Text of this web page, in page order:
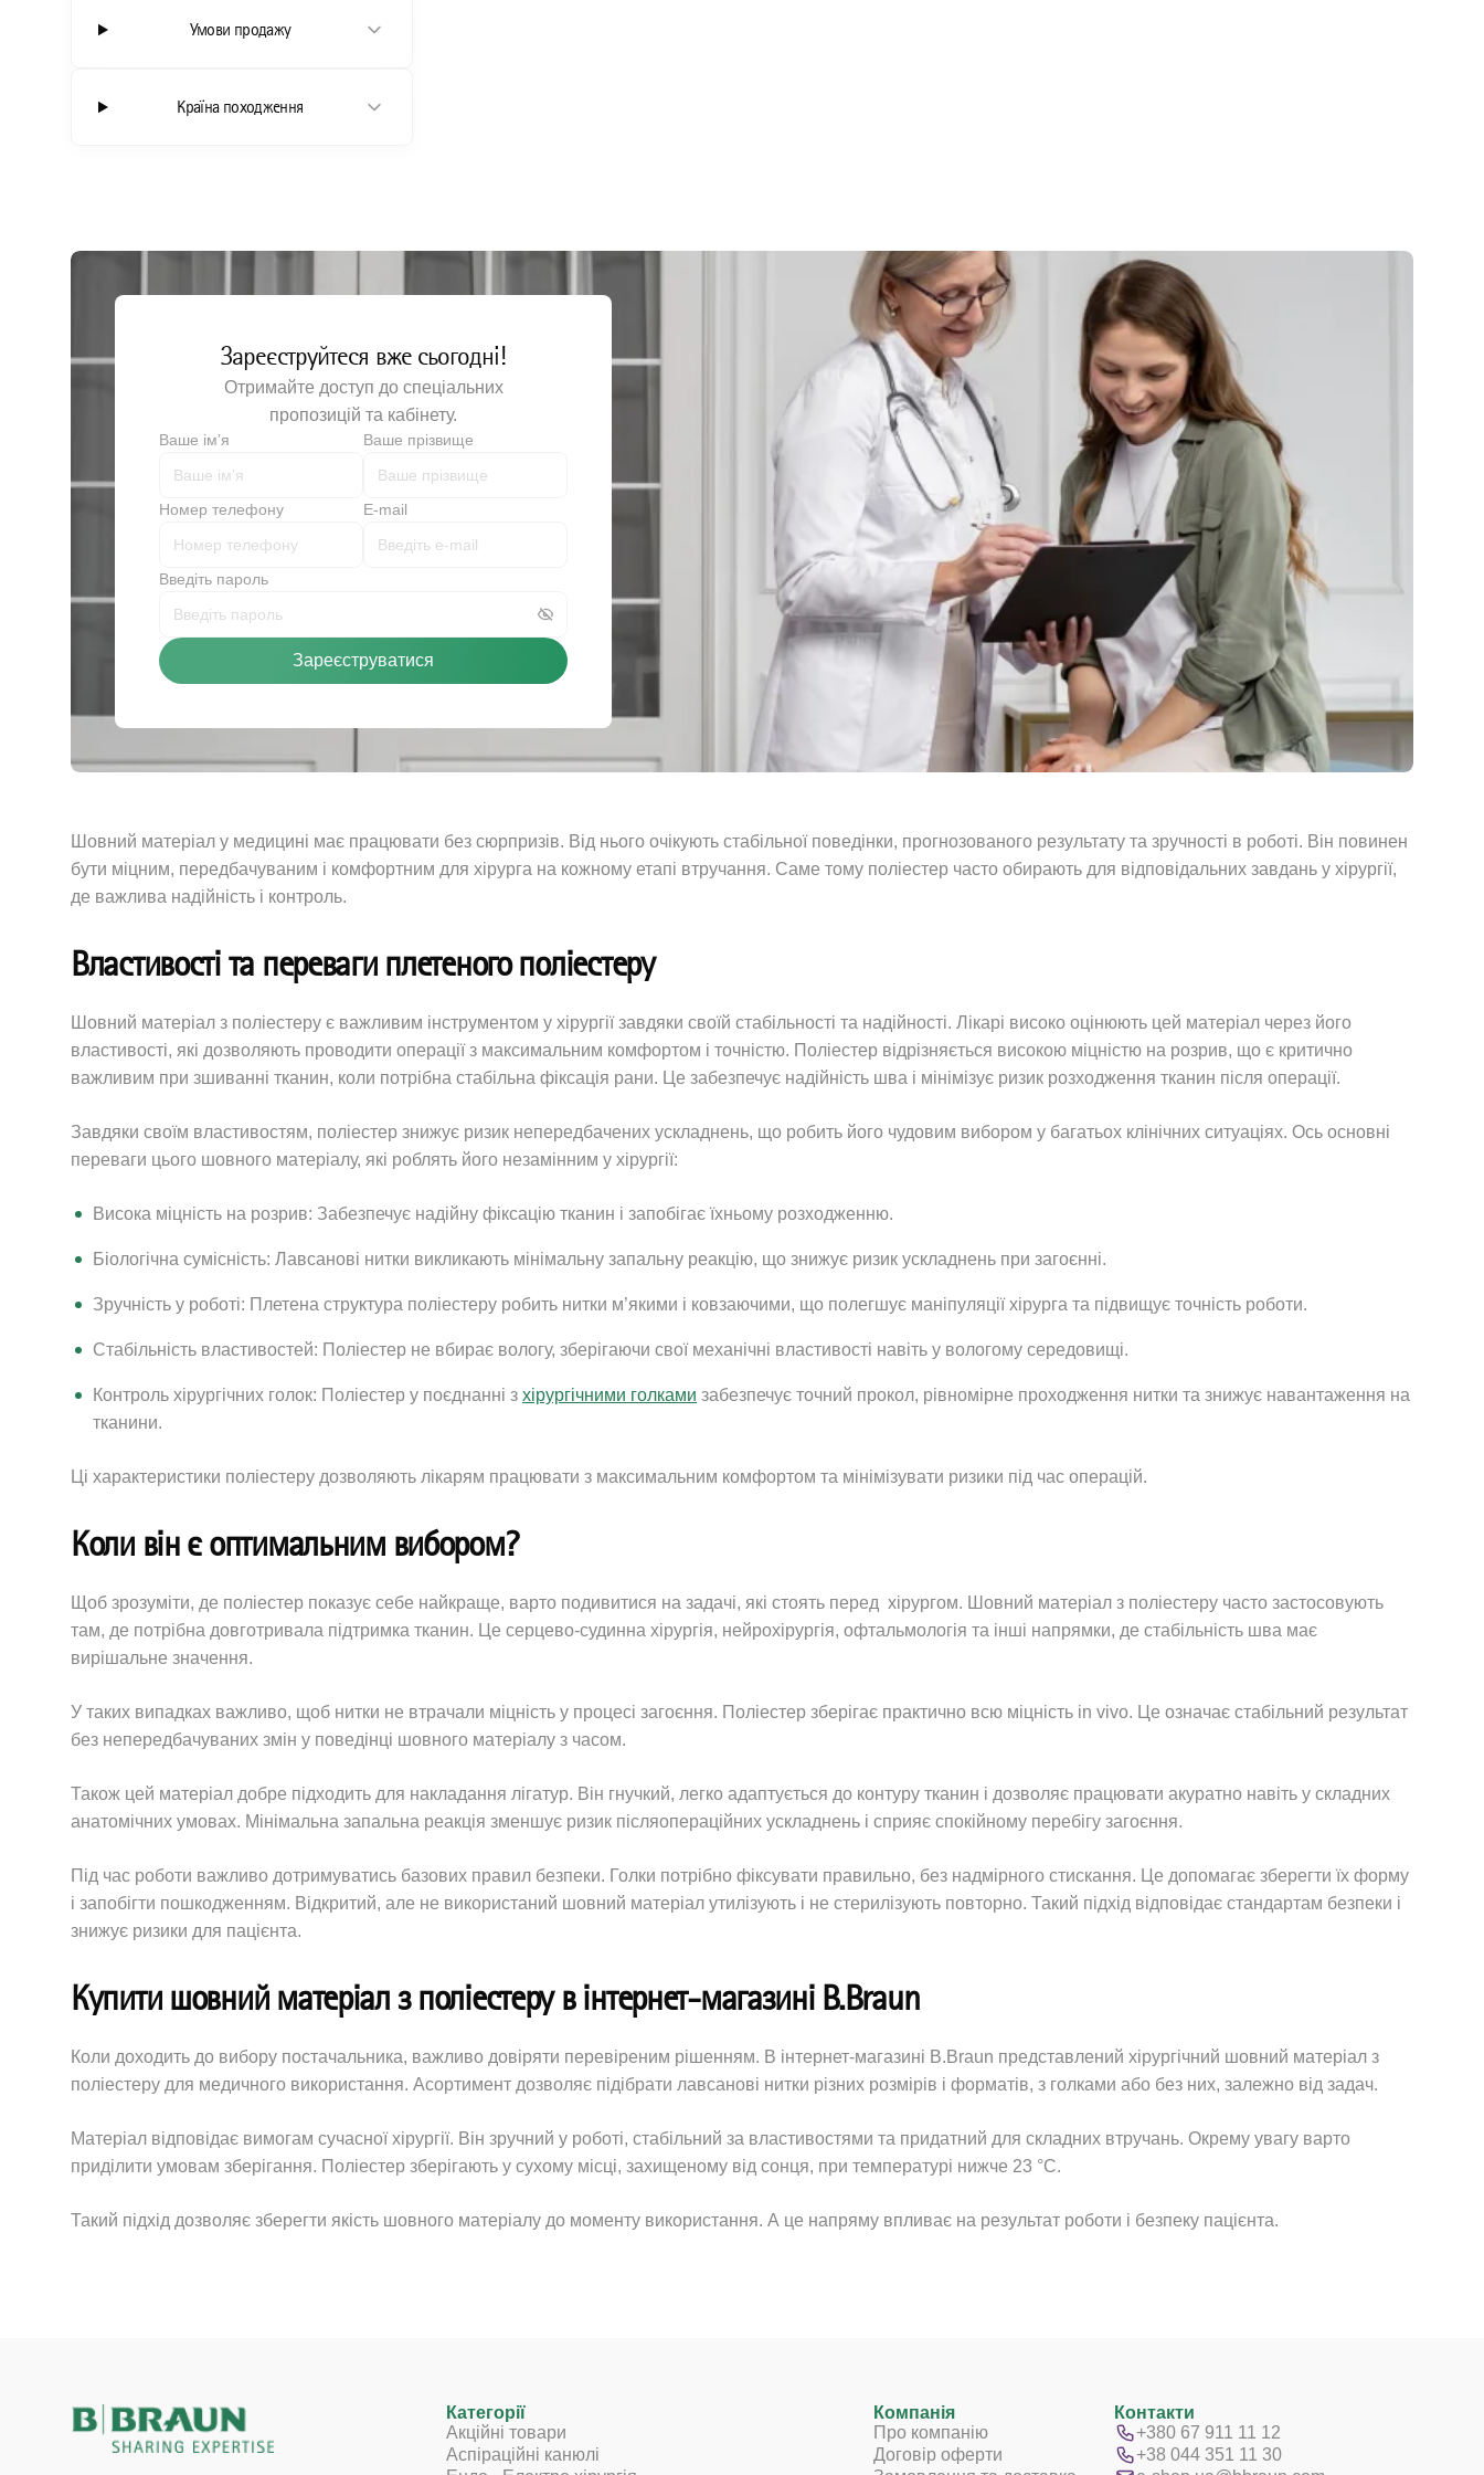
Хірургічні скальпелі
Хірургічний ретрактор самоутримувальний, багаторазового застосування
Щипці хірургічні для м'яких тканин, у формі ножиць, багаторазового використання
Щипці хірургічні для м'яких тканин, у формі ножиць, одноразового використання
Щипці хірургічні для м'яких тканин, у формі пінцета, багаторазового використання
Щипці хірургічні для м'яких тканин, у формі пінцета, одноразового використання
Шовний матеріал
Антисептичні засоби
Умови продажу
Країна походження
Зареєструйтеся вже сьогодні!
Отримайте доступ до спеціальних
пропозицій та кабінету.
Ваше імʼя Ваше прізвище
Номер телефону E-mail
Введіть пароль
Зареєструватися
Шовний матеріал у медицині має працювати без сюрпризів. Від нього очікують стабільної поведінки, прогнозованого результату та зручності в роботі. Він повинен
бути міцним, передбачуваним і комфортним для хірурга на кожному етапі втручання. Саме тому поліестер часто обирають для відповідальних завдань у хірургії,
де важлива надійність і контроль.
Властивості та переваги плетеного поліестеру
Шовний матеріал з поліестеру є важливим інструментом у хірургії завдяки своїй стабільності та надійності. Лікарі високо оцінюють цей матеріал через його
властивості, які дозволяють проводити операції з максимальним комфортом і точністю. Поліестер відрізняється високою міцністю на розрив, що є критично
важливим при зшиванні тканин, коли потрібна стабільна фіксація рани. Це забезпечує надійність шва і мінімізує ризик розходження тканин після операції.
Завдяки своїм властивостям, поліестер знижує ризик непередбачених ускладнень, що робить його чудовим вибором у багатьох клінічних ситуаціях. Ось основні
переваги цього шовного матеріалу, які роблять його незамінним у хірургії:
Висока міцність на розрив: Забезпечує надійну фіксацію тканин і запобігає їхньому розходженню.
Біологічна сумісність: Лавсанові нитки викликають мінімальну запальну реакцію, що знижує ризик ускладнень при загоєнні.
Зручність у роботі: Плетена структура поліестеру робить нитки м’якими і ковзаючими, що полегшує маніпуляції хірурга та підвищує точність роботи.
Стабільність властивостей: Поліестер не вбирає вологу, зберігаючи свої механічні властивості навіть у вологому середовищі.
Контроль хірургічних голок: Поліестер у поєднанні з хірургічними голками забезпечує точний прокол, рівномірне проходження нитки та знижує навантаження на
тканини.
Ці характеристики поліестеру дозволяють лікарям працювати з максимальним комфортом та мінімізувати ризики під час операцій.
Коли він є оптимальним вибором?
Щоб зрозуміти, де поліестер показує себе найкраще, варто подивитися на задачі, які стоять перед хірургом. Шовний матеріал з поліестеру часто застосовують
там, де потрібна довготривала підтримка тканин. Це серцево-судинна хірургія, нейрохірургія, офтальмологія та інші напрямки, де стабільність шва має
вирішальне значення.
У таких випадках важливо, щоб нитки не втрачали міцність у процесі загоєння. Поліестер зберігає практично всю міцність in vivo. Це означає стабільний результат
без непередбачуваних змін у поведінці шовного матеріалу з часом.
Також цей матеріал добре підходить для накладання лігатур. Він гнучкий, легко адаптується до контуру тканин і дозволяє працювати акуратно навіть у складних
анатомічних умовах. Мінімальна запальна реакція зменшує ризик післяопераційних ускладнень і сприяє спокійному перебігу загоєння.
Під час роботи важливо дотримуватись базових правил безпеки. Голки потрібно фіксувати правильно, без надмірного стискання. Це допомагає зберегти їх форму
і запобігти пошкодженням. Відкритий, але не використаний шовний матеріал утилізують і не стерилізують повторно. Такий підхід відповідає стандартам безпеки і
знижує ризики для пацієнта.
Купити шовний матеріал з поліестеру в інтернет-магазині B.Braun
Коли доходить до вибору постачальника, важливо довіряти перевіреним рішенням. В інтернет-магазині B.Braun представлений хірургічний шовний матеріал з
поліестеру для медичного використання. Асортимент дозволяє підібрати лавсанові нитки різних розмірів і форматів, з голками або без них, залежно від задач.
Матеріал відповідає вимогам сучасної хірургії. Він зручний у роботі, стабільний за властивостями та придатний для складних втручань. Окрему увагу варто
приділити умовам зберігання. Поліестер зберігають у сухому місці, захищеному від сонця, при температурі нижче 23 °C.
Такий підхід дозволяє зберегти якість шовного матеріалу до моменту використання. А це напряму впливає на результат роботи і безпеку пацієнта.
Категорії
Акційні товари
Аспіраційні канюлі
Компанія
Про компанію
Договір оферти
Контакти
+380 67 911 11 12
+38 044 351 11 30